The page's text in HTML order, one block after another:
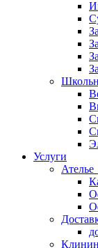
Услуги
Ателье